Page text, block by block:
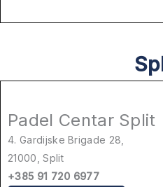
Padel Centar Split
4. Gardijske Brigade 28,
21000, Split
+385 91 720 6977